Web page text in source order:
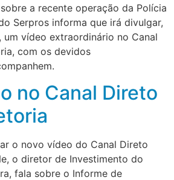
a recente operação da Polícia
Serpros informa que irá divulgar,
um vídeo extraordinário no Canal
com os devidos
no Canal Direto
o novo vídeo do Canal Direto
o diretor de Investimento do
fala sobre o Informe de